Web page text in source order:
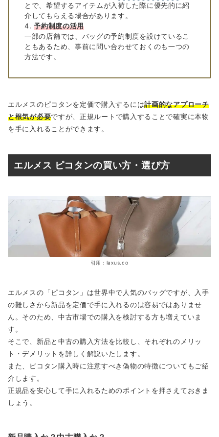
とで、希望するアイテムが入荷した際に優先的に紹
介してもらえる場合があります。
予約制度の活用
一部の店舗では、バッグの予約制度を設けているこ
ともあるため、事前に問い合わせておくのも一つの
方法です。
エルメスのピコタンを定価で購入するには計画的なアプローチ
と根気が必要ですが、正規ルートで購入することで確実に本物
を手に入れることができます。
エルメス ピコタンの買い方・選び方
引用：laxus.co
エルメスの「ピコタン」は世界中で人気のバッグですが、入手
の難しさから新品を定価で手に入れるのは容易ではありませ
ん。そのため、中古市場での購入を検討する方も増えていま
す。
そこで、新品と中古の購入方法を比較し、それぞれのメリッ
ト・デメリットを詳しく解説いたします。
また、ピコタン購入時に注意すべき偽物の特徴についてもご紹
介します。
正規品を安心して手に入れるためのポイントを押さえておきま
しょう。